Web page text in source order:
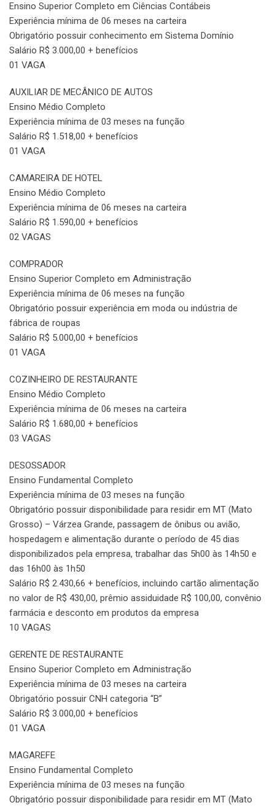
Ensino Superior Completo em Ciências Contábeis
Experiência mínima de 06 meses na carteira
Obrigatório possuir conhecimento em Sistema Domínio
Salário R$ 3.000,00 + benefícios
01 VAGA
AUXILIAR DE MECÂNICO DE AUTOS
Ensino Médio Completo
Experiência mínima de 03 meses na função
Salário R$ 1.518,00 + benefícios
01 VAGA
CAMAREIRA DE HOTEL
Ensino Médio Completo
Experiência mínima de 06 meses na carteira
Salário R$ 1.590,00 + benefícios
02 VAGAS
COMPRADOR
Ensino Superior Completo em Administração
Experiência mínima de 06 meses na função
Obrigatório possuir experiência em moda ou indústria de
fábrica de roupas
Salário R$ 5.000,00 + benefícios
01 VAGA
COZINHEIRO DE RESTAURANTE
Ensino Médio Completo
Experiência mínima de 06 meses na carteira
Salário R$ 1.680,00 + benefícios
03 VAGAS
DESOSSADOR
Ensino Fundamental Completo
Experiência mínima de 03 meses na função
Obrigatório possuir disponibilidade para residir em MT (Mato
Grosso) – Várzea Grande, passagem de ônibus ou avião,
hospedagem e alimentação durante o período de 45 dias
disponibilizados pela empresa, trabalhar das 5h00 às 14h50 e
das 16h00 às 1h50
Salário R$ 2.430,66 + benefícios, incluindo cartão alimentação
no valor de R$ 430,00, prêmio assiduidade R$ 100,00, convênio
farmácia e desconto em produtos da empresa
10 VAGAS
GERENTE DE RESTAURANTE
Ensino Superior Completo em Administração
Experiência mínima de 03 meses na carteira
Obrigatório possuir CNH categoria “B”
Salário R$ 3.000,00 + benefícios
01 VAGA
MAGAREFE
Ensino Fundamental Completo
Experiência mínima de 03 meses na função
Obrigatório possuir disponibilidade para residir em MT (Mato